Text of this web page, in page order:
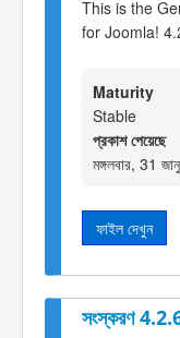
This is the
for Joomla!
Maturity
Stable
প্রকাশ পেয়েছে
মঙ্গলবার, 31
ফাইল দেখুন
সংস্করণ